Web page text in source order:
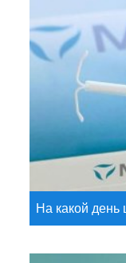
На какой день